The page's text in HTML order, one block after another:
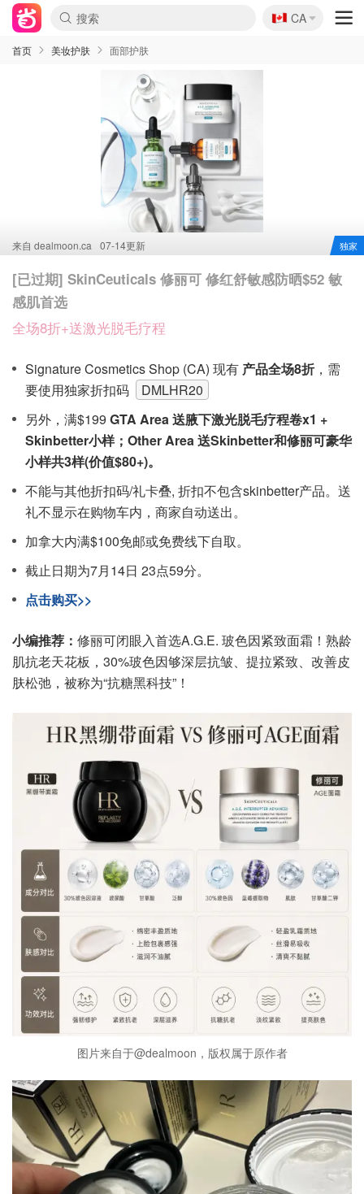
🇨🇦
CA
首页 美妆护肤 面部护肤
来自 dealmoon.ca 07-14更新 独家
[已过期] SkinCeuticals 修丽可 修红舒敏感防晒$52 敏
感肌首选
全场8折+送激光脱毛疗程
Signature Cosmetics Shop (CA) 现有 产品全场8折 ，需
要使用独家折扣码
DMLHR20
另外，满$199 GTA Area 送腋下激光脱毛疗程卷x1 +
Skinbetter小样；Other Area 送Skinbetter和修丽可豪华
小样共3样(价值$80+)。
不能与其他折扣码/礼卡叠, 折扣不包含skinbetter产品。送
礼不显示在购物车内，商家自动送出。
加拿大内满$100免邮或免费线下自取。
截止日期为7月14日 23点59分。
点击购买>>
小编推荐： 修丽可闭眼入首选A.G.E. 玻色因紧致面霜！熟龄
肌抗老天花板，30%玻色因够深层抗皱、提拉紧致、改善皮
肤松弛，被称为“抗糖黑科技”！
图片来自于@dealmoon，版权属于原作者